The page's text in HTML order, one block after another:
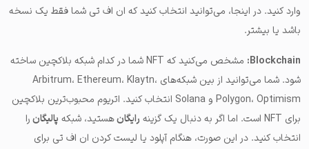
وارد ‌کنید. در اینجا، می‌توانید انتخاب کنید که ان اف تی شما فقط یک نسخه
باشد یا بیشتر.
Blockchain:
مشخص می‌کنید که NFT شما در کدام شبکه بلاکچین ساخته
شود. شما می‌توانید از بین شبکه‌های Arbitrum، Ethereum، Klaytn،
Polygon، Optimism و Solana انتخاب کنید.
اتریوم محبوب‌ترین بلاکچین
برای NFT
است. اما اگر به دنبال یک گزینه رایگانهستید، شبکه پالیگانرا
انتخاب کنید. در این صورت، هنگام آپلود یا لیست کردن ان اف تی برای